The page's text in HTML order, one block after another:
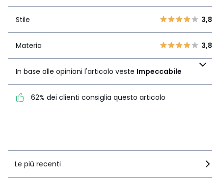
1 3
2
3 2
Impeccabile
62% dei clienti consiglia
Stile 3,8
Materia 3,8
In base alle opinioni l'articolo veste Impeccabile
62% dei clienti consiglia questo articolo
Le più recenti